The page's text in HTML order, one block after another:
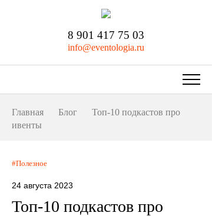
8 901 417 75 03
info@eventologia.ru
Главная Блог
Топ-10 подкастов про
ивенты
Полезное
24 августа 2023
Топ-10 подкастов про